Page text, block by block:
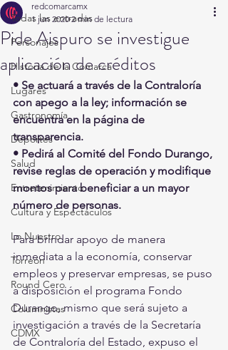
Todas las entradas
Personajes
Historia de la Comarca
Lugares
Gastronomía
Deportes
Salud
Entretenimiento
Cultura y Espectáculos
Lo Nuestro
Torreón
Round Cero
Columnistas
CDMX
Pide Aispuro se investigue
aplicación de créditos
redcomarcamx
1 jun 2020 2 min de lectura
• Se actuará a través de la Contraloría
con apego a la ley; información se
encuentra en la página de
transparencia.
• Pedirá al Comité del Fondo Durango,
revise reglas de operación y modifique
montos para beneficiar a un mayor
número de personas.
Para brindar apoyo de manera
inmediata a la economía, conservar
empleos y preservar empresas, se puso
a disposición el programa Fondo
Durango, mismo que será sujeto a
investigación a través de la Secretaría
de Contraloría del Estado, expuso el